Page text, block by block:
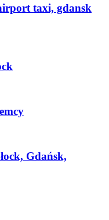
taxi, gdansk
Gdańsk,